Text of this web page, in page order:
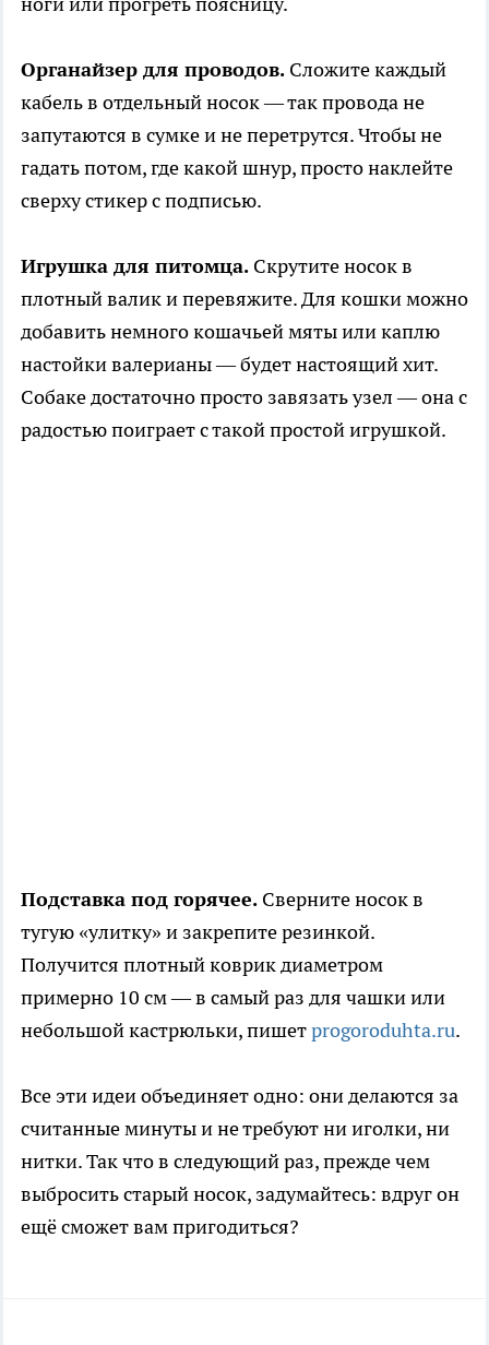
Органайзер для проводов. Сложите каждый
кабель в отдельный носок — так провода не
запутаются в сумке и не перетрутся. Чтобы не
гадать потом, где какой шнур, просто наклейте
сверху стикер с подписью.
Игрушка для питомца. Скрутите носок в
плотный валик и перевяжите. Для кошки можно
добавить немного кошачьей мяты или каплю
настойки валерианы — будет настоящий хит.
Собаке достаточно просто завязать узел — она с
радостью поиграет с такой простой игрушкой.
Подставка под горячее. Сверните носок в
тугую «улитку» и закрепите резинкой.
Получится плотный коврик диаметром
примерно 10 см — в самый раз для чашки или
небольшой кастрюльки, пишетprogoroduhta.ru.
Все эти идеи объединяет одно: они делаются за
считанные минуты и не требуют ни иголки, ни
нитки. Так что в следующий раз, прежде чем
выбросить старый носок, задумайтесь: вдруг он
ещё сможет вам пригодиться?